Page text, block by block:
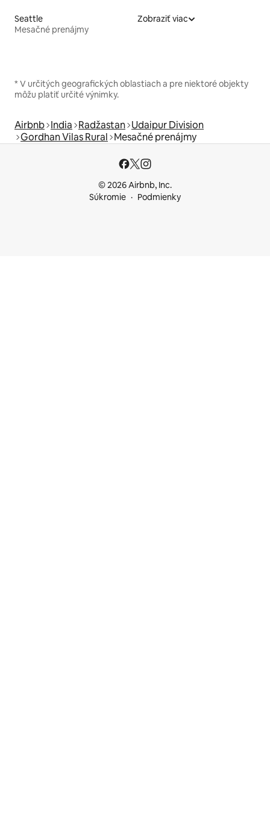
Seattle
Mesačné prenájmy
Zobraziť viac
* V určitých geografických oblastiach a pre niektoré objekty
môžu platiť určité výnimky.
Airbnb India Radžastan Udaipur Division
Gordhan Vilas Rural Mesačné prenájmy
© 2026 Airbnb, Inc.
Súkromie
Podmienky